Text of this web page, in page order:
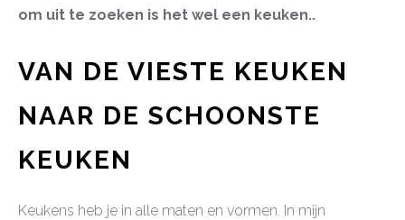
om uit te zoeken is het wel een keuken..
VAN DE VIESTE KEUKEN
NAAR DE SCHOONSTE
KEUKEN
Keukens heb je in alle maten en vormen. In mijn